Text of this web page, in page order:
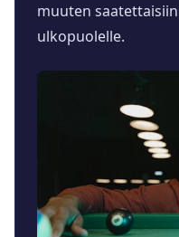
muuten
ulkopuolelle.